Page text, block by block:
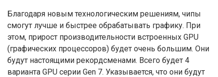
Благодаря новым технологическим решениям, чипы
смогут лучше и быстрее обрабатывать графику. При
этом, прирост производительности встроенных GPU
(графических процессоров) будет очень большим. Они
будут настоящими рекордсменами. Всего будет 4
варианта GPU серии Gen 7. Указывается, что они будут